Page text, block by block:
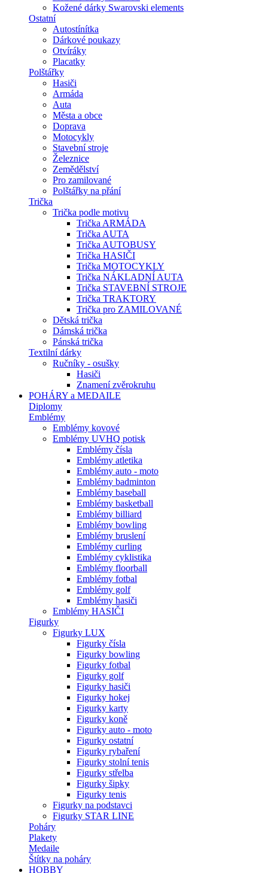
Kožené dárky Swarovski elements
Ostatní
Autostínítka
Dárkové poukazy
Otvíráky
Placatky
Polštářky
Hasiči
Armáda
Auta
Města a obce
Doprava
Motocykly
Stavební stroje
Železnice
Zemědělství
Pro zamilované
Polštářky na přání
Trička
Trička podle motivu
Trička ARMÁDA
Trička AUTA
Trička AUTOBUSY
Trička HASIČI
Trička MOTOCYKLY
Trička NÁKLADNÍ AUTA
Trička STAVEBNÍ STROJE
Trička TRAKTORY
Trička pro ZAMILOVANÉ
Dětská trička
Dámská trička
Pánská trička
Textilní dárky
Ručníky - osušky
Hasiči
Znamení zvěrokruhu
POHÁRY a MEDAILE
Diplomy
Emblémy
Emblémy kovové
Emblémy UVHQ potisk
Emblémy čísla
Emblémy atletika
Emblémy auto - moto
Emblémy badminton
Emblémy baseball
Emblémy basketball
Emblémy billiard
Emblémy bowling
Emblémy bruslení
Emblémy curling
Emblémy cyklistika
Emblémy floorball
Emblémy fotbal
Emblémy golf
Emblémy hasiči
Emblémy HASIČI
Figurky
Figurky LUX
Figurky čísla
Figurky bowling
Figurky fotbal
Figurky golf
Figurky hasiči
Figurky hokej
Figurky karty
Figurky koně
Figurky auto - moto
Figurky ostatní
Figurky rybaření
Figurky stolní tenis
Figurky střelba
Figurky šipky
Figurky tenis
Figurky na podstavci
Figurky STAR LINE
Poháry
Plakety
Medaile
Štítky na poháry
HOBBY